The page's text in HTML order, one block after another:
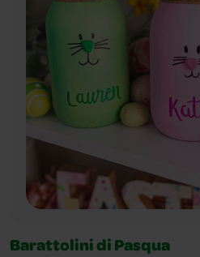
Barattolini di Pasqua